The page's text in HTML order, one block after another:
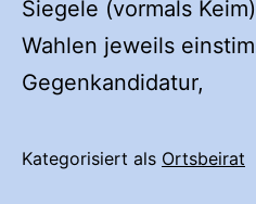
Siegele (vormals Keim)
Wahlen jeweils
Gegenkandidatur,
Kategorisiert als Ortsbeirat